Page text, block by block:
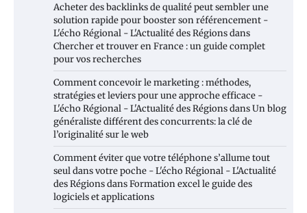
Acheter des backlinks de qualité peut sembler une
solution rapide pour booster son référencement -
L'écho Régional - L'Actualité des Régionsdans
Chercher et trouver en France : un guide complet
pour vos recherches
Comment concevoir le marketing : méthodes,
stratégies et leviers pour une approche efficace -
L'écho Régional - L'Actualité des RégionsdansUn blog
généraliste différent des concurrents: la clé de
l’originalité sur le web
Comment éviter que votre téléphone s’allume tout
seul dans votre poche - L'écho Régional - L'Actualité
des RégionsdansFormation excel le guide des
logiciels et applications